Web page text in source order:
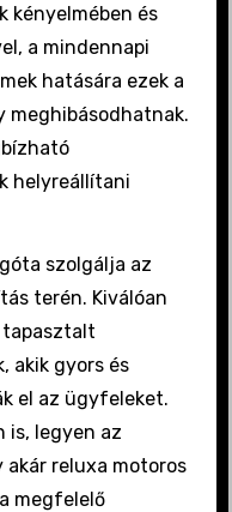
kényelmében és
a mindennapi
hatására ezek a
meghibásodhatnak.
helyreállítani
szolgálja az
terén. Kiválóan
tapasztalt
akik gyors és
el az ügyfeleket.
is, legyen az
reluxa motoros
megfelelő